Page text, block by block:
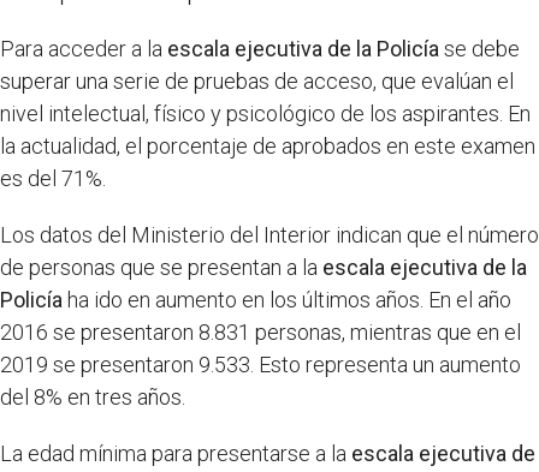
Para acceder a la escala ejecutiva de la Policía se debe
superar una serie de pruebas de acceso, que evalúan el
nivel intelectual, físico y psicológico de los aspirantes. En
la actualidad, el porcentaje de aprobados en este examen
es del 71%.
Los datos del Ministerio del Interior indican que el número
de personas que se presentan a la escala ejecutiva de la
Policía ha ido en aumento en los últimos años. En el año
2016 se presentaron 8.831 personas, mientras que en el
2019 se presentaron 9.533. Esto representa un aumento
del 8% en tres años.
La edad mínima para presentarse a la escala ejecutiva de